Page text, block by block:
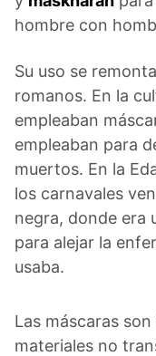
hombre con
Su uso se
romanos. En la
empleaban
empleaban para
muertos. En la
los carnavales
negra, donde era
para alejar la
usaba.
Las máscaras
materiales no